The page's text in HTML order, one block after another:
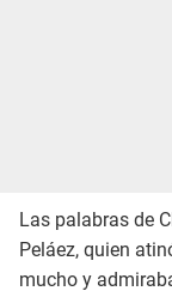
Las palabras de
Peláez, quien
mucho y